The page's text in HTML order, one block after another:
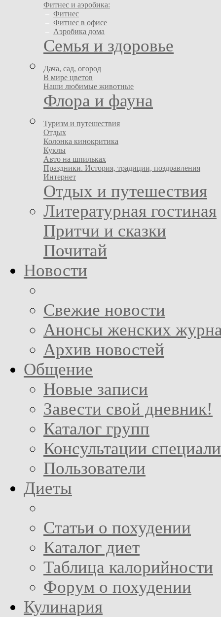
Фитнес и аэробика:
Фитнес
Фитнес в офисе
Аэробика дома
Семья и здоровье
Дача, сад, огород
В мире цветов
Наши любимые животные
Флора и фауна
Туризм и путешествия
Отдых
Колонка кинокритика
Куклы
Авто на шпильках
Праздники. История, традиции, поздравления
Интернет
Отдых и путешествия
Литературная гостиная
Притчи и сказки
Почитай
Новости
Свежие новости
Анонсы женских
Архив новостей
Общение
Новые записи
Завести свой дневник!
Каталог групп
Консультации
Пользователи
Диеты
Статьи о похудении
Каталог диет
Таблица калорийности
Форум о похудении
Кулинария